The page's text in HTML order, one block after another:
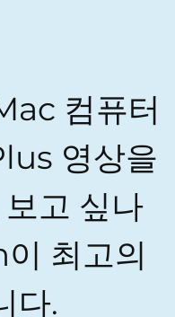
컴퓨터
영상을
고 싶나
최고의
다.